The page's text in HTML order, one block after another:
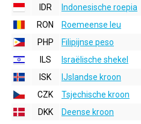
IDR
Indonesische roepia
RON
Roemeense leu
PHP
Filipijnse peso
ILS
Israëlische shekel
ISK
IJslandse kroon
CZK
Tsjechische kroon
DKK
Deense kroon